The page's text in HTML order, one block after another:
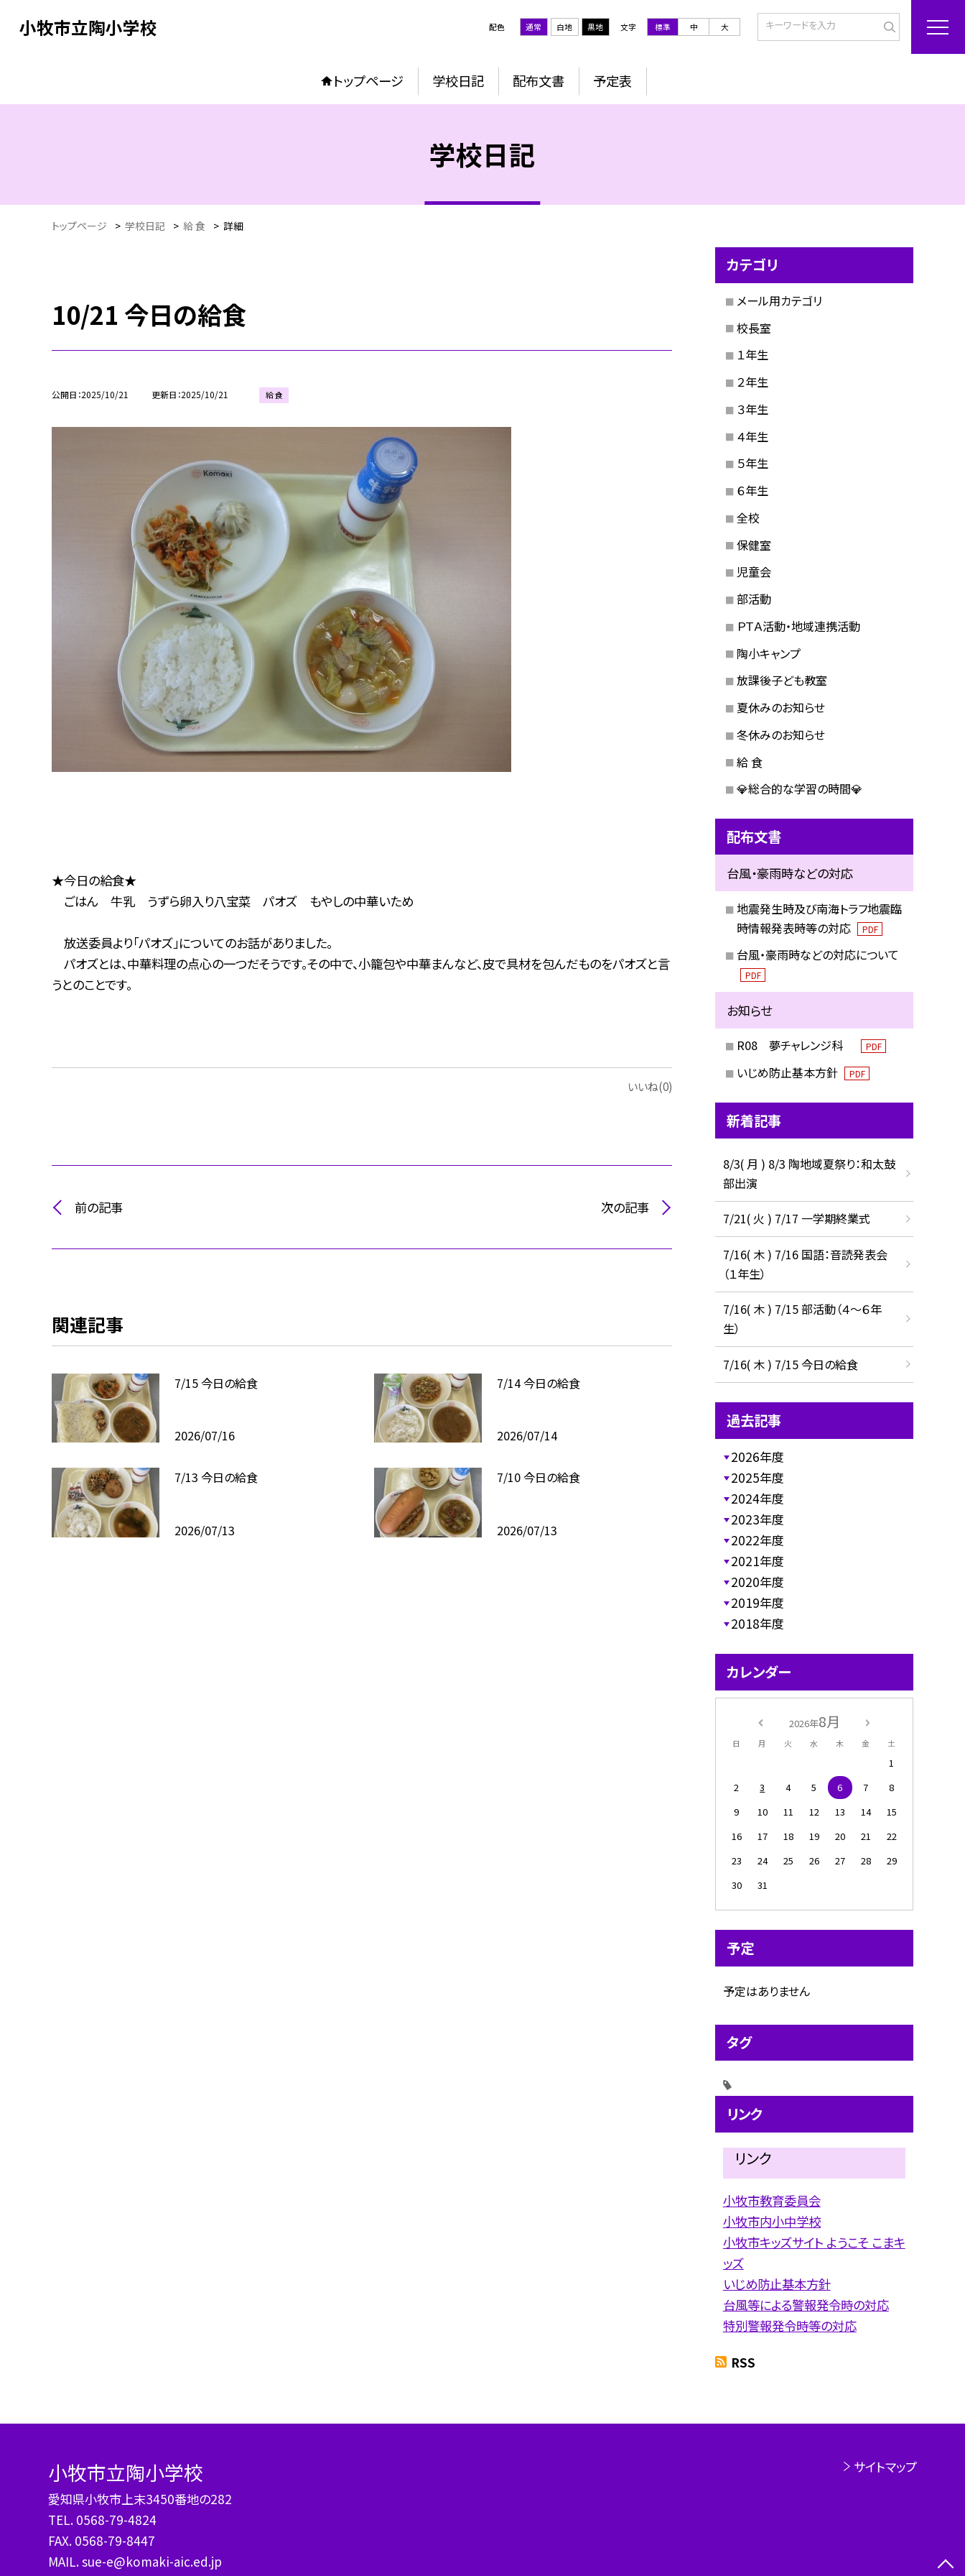
小牧市立陶小学校 配色 通常 白地 黒地 文字 標準 中 大
トップページ 学校日記 配布文書 予定表
学校日記
トップページ > 学校日記 > 給 食 > 詳細
10/21 今日の給食
公開日 2025/10/21 更新日 2025/10/21 給 食
★今日の給食★
ごはん 牛乳 うずら卵入り八宝菜 パオズ もやしの中華いため
放送委員より「パオズ」についてのお話がありました。
パオズとは、中華料理の点心の一つだそうです。その中で、小籠包や中華まんなど、皮で具材を包んだものをパオズと言
うとのことです。
いいね(0)
前の記事 次の記事
関連記事
7/15 今日の給食
2026/07/16
7/14 今日の給食
2026/07/14
7/13 今日の給食
2026/07/13
7/10 今日の給食
2026/07/13
カテゴリ
メール用カテゴリ
校長室
１年生
２年生
３年生
４年生
５年生
６年生
全校
保健室
児童会
部活動
ＰＴＡ活動・地域連携活動
陶小キャンプ
放課後子ども教室
夏休みのお知らせ
冬休みのお知らせ
給 食
💎総合的な学習の時間💎
配布文書
台風・豪雨時などの対応
地震発生時及び南海トラフ地震臨
時情報発表時等の対応
PDF
台風・豪雨時などの対応について
PDF
お知らせ
R08 夢チャレンジ科 PDF
いじめ防止基本方針 PDF
新着記事
8/3( 月 ) 8/3 陶地域夏祭り：和太鼓
部出演
7/21( 火 ) 7/17 一学期終業式
7/16( 木 ) 7/16 国語：音読発表会
（１年生）
7/16( 木 ) 7/15 部活動（４～６年
生）
7/16( 木 ) 7/15 今日の給食
過去記事
2026年度
2025年度
2024年度
2023年度
2022年度
2021年度
2020年度
2019年度
2018年度
カレンダー
2026年8月
日 月 火 水 木 金 土
1
2
3 4 5 6 7
8
9
10 11 12 13 14
15
16
17 18 19 20 21
22
23
24 25 26 27 28
29
30
31
予定
予定はありません
タグ
リンク
リンク
小牧市教育委員会
小牧市内小中学校
小牧市キッズサイト ようこそ こまキ
ッズ
いじめ防止基本方針
台風等による警報発令時の対応
特別警報発令時等の対応
RSS
小牧市立陶小学校
愛知県小牧市上末3450番地の282
TEL. 0568-79-4824
FAX. 0568-79-8447
MAIL. sue-e@komaki-aic.ed.jp
サイトマップ